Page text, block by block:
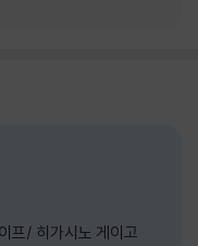
프/ 히가시노 게이고